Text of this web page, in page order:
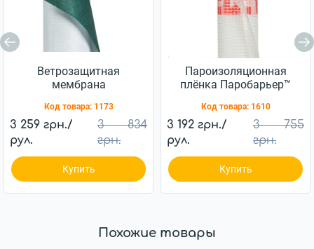
Ветрозащитная
мембрана
85г/м2 (75м2)
Код товара: 1173
3 259 грн./
рул.
3 834
грн.
Купить
Пароизоляционная
плёнка Паробарьер™
(75м2)
Код товара: 1610
3 192 грн./
рул.
3 755
грн.
Купить
Похожие товары